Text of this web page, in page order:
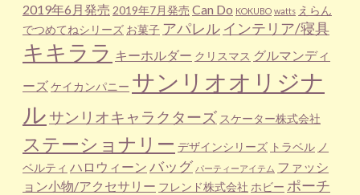
2019年6月発売 2019年7月発売 Can Do KOKUBO watts えらん
でつめてねシリーズ お菓子 アパレル インテリア/寝具
キキララ キーホルダー クリスマス グルマンディ
ーズケイカンパニー サンリオオリジナ
ルサンリオキャラクターズ スケーター株式会社
ステーショナリー デザインシリーズ トラベル ノ
ベルティ ハロウィーン バッグ パーティーアイテム ファッシ
ョン小物/アクセサリー フレンド株式会社 ホビー ポーチ